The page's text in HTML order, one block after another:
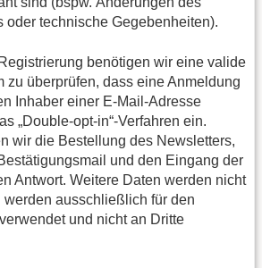
oder technische Gegebenheiten).
benötigen wir eine valide
zu überprüfen, dass eine Anmeldung
Inhaber einer E-Mail-Adresse
„Double-opt-in“-Verfahren ein.
wir die Bestellung des Newsletters,
und den Eingang der
Antwort. Weitere Daten werden nicht
ausschließlich für den
und nicht an Dritte